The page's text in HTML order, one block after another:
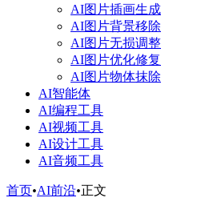
AI图片插画生成
AI图片背景移除
AI图片无损调整
AI图片优化修复
AI图片物体抹除
AI智能体
AI编程工具
AI视频工具
AI设计工具
AI音频工具
首页•AI前沿•正文